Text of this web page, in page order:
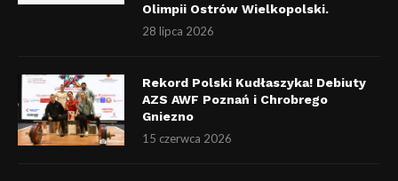
Olimpii Ostrów Wielkopolski.
28 lipca 2026
Rekord Polski Kudłaszyka! Debiuty
AZS AWF Poznań i Chrobrego
Gniezno
15 czerwca 2026